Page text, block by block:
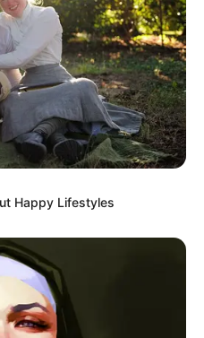
Happy Lifestyles